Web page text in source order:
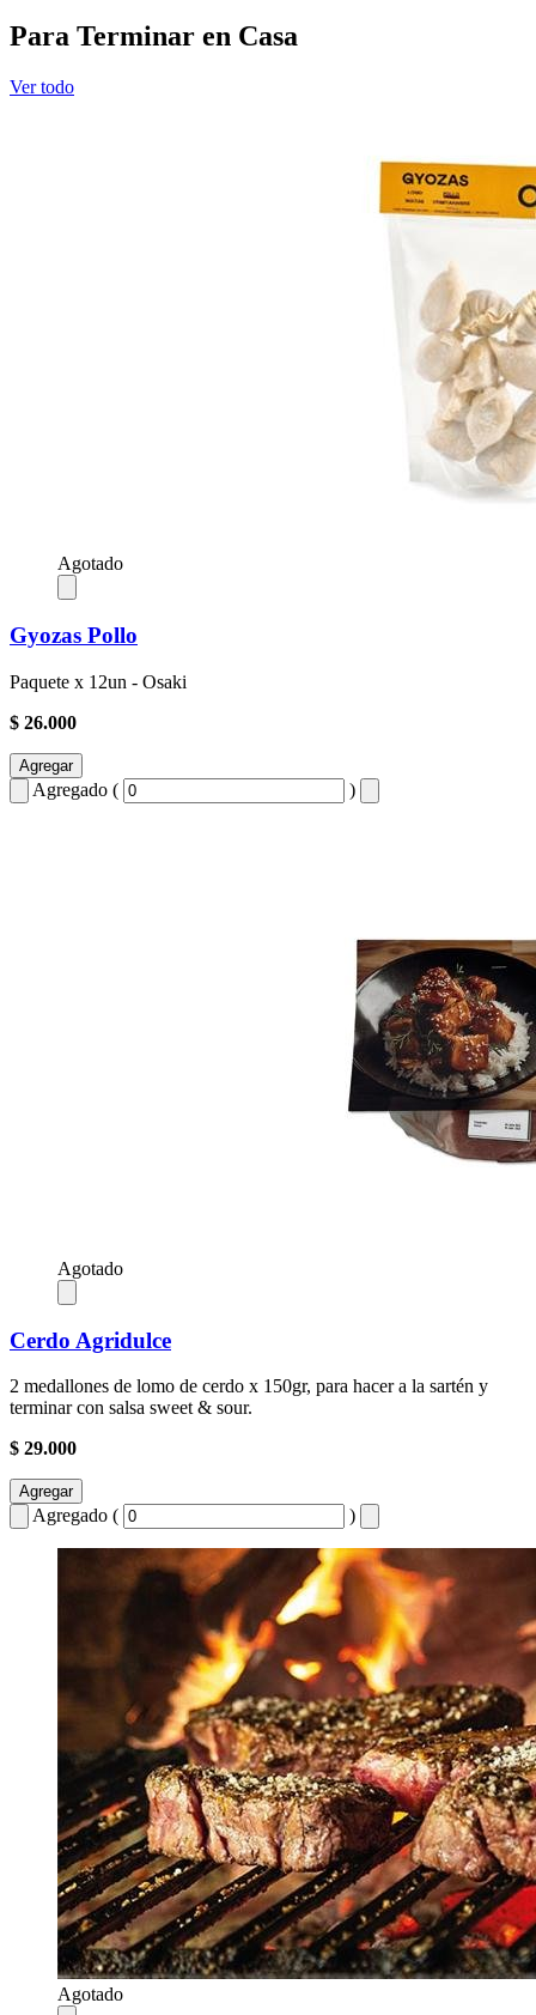
Para Terminar en Casa
Ver todo
Agotado
Gyozas Pollo
Paquete x 12un - Osaki
$ 26.000
Agregar
Agregado ( )
Agotado
Cerdo Agridulce
2 medallones de lomo de cerdo x 150gr, para hacer a la sartén y
terminar con salsa sweet & sour.
$ 29.000
Agregar
Agregado ( )
Agotado